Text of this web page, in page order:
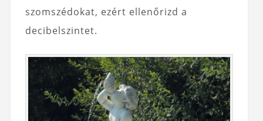
szomszédokat, ezért ellenőrizd a
decibelszintet.